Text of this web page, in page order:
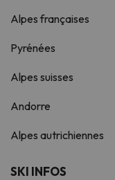
Alpes françaises
Pyrénées
Alpes suisses
Andorre
Alpes autrichiennes
SKI INFOS